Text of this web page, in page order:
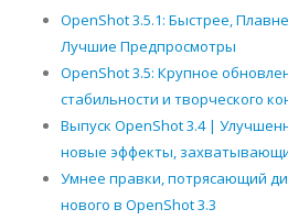
OpenShot 3.5.1: Быстрее,
Лучшие Предпросмотры
OpenShot 3.5: Крупное
стабильности и творческого
Выпуск OpenShot 3.4 |
новые эффекты,
Умнее правки, потрясающий
нового в OpenShot 3.3